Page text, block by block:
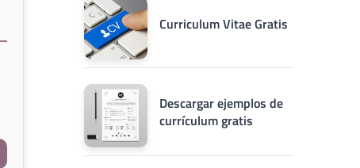
Curriculum Vitae Gratis
Descargar ejemplos de
currículum gratis